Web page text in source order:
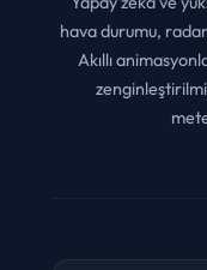
hava durumu,
Akıllı